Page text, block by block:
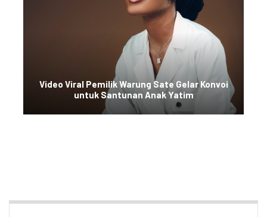
Video Viral Pemilik Warung Sate Gelar Konvoi
untuk Santunan Anak Yatim